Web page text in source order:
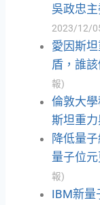
吳政忠
2023/12/
愛因斯
盾，誰該
報)
倫敦大
斯坦重
降低量
量子位
報)
IBM新量